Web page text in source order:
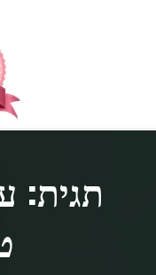
MOR
ולמבוגרים,תגית: